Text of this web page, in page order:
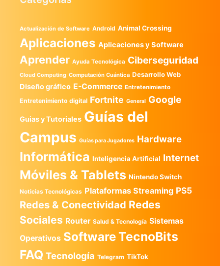
Actualización de Software Android Animal Crossing
Aplicaciones Aplicaciones y Software
Aprender Ayuda Tecnológica Ciberseguridad
Cloud Computing Computación Cuántica Desarrollo Web
Diseño gráfico E-Commerce Entretenimiento
Entretenimiento digital Fortnite General Google
Guias y Tutoriales Guías del
Campus Guías para Jugadores Hardware
Informática Inteligencia Artificial Internet
Móviles & Tablets Nintendo Switch
Noticias Tecnológicas Plataformas Streaming PS5
Redes & Conectividad Redes
Sociales Router Salud & Tecnología Sistemas
Operativos SoftwareTecnoBits
FAQ Tecnología Telegram TikTok